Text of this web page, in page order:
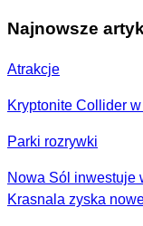
Najnowsze
Atrakcje
Kryptonite Collider
Parki rozrywki
Nowa Sól inwestuje
Krasnala zyska